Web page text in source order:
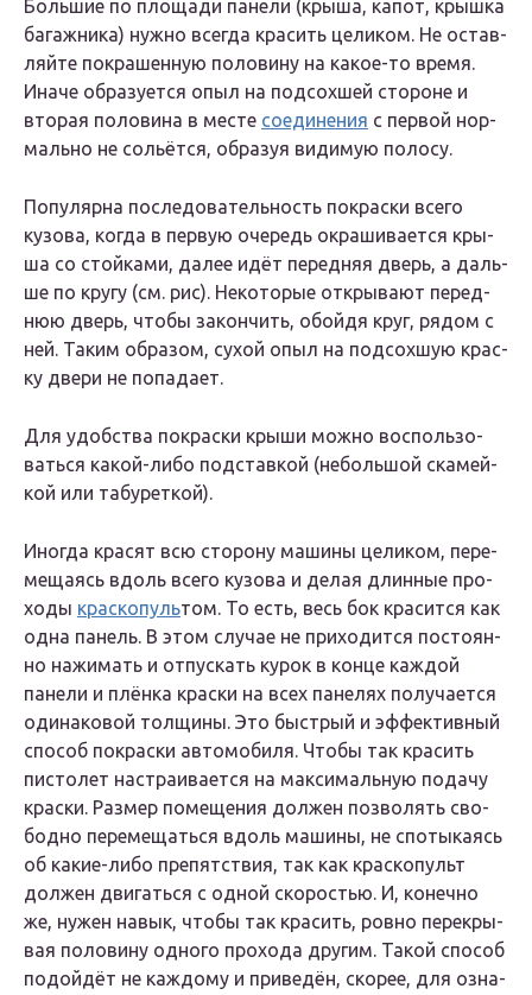
Боль­шие по пло­ща­ди пане­ли (кры­ша, капот, крыш­ка
багаж­ни­ка) нуж­но все­гда кра­сить цели­ком. Не остав­
ляй­те покра­шен­ную поло­ви­ну на какое-то вре­мя.
Ина­че обра­зу­ет­ся опыл на под­сох­шей сто­роне и
вто­рая поло­ви­на в месте соеди­не­ния с пер­вой нор­
маль­но не сольёт­ся, обра­зуя види­мую полосу.
Попу­ляр­на после­до­ва­тель­ность покрас­ки все­го
кузо­ва, когда в первую оче­редь окра­ши­ва­ет­ся кры­
ша со стой­ка­ми, далее идёт перед­няя дверь, а даль­
ше по кру­гу (см. рис). Неко­то­рые откры­ва­ют перед­
нюю дверь, что­бы закон­чить, обой­дя круг, рядом с
ней. Таким обра­зом, сухой опыл на под­сох­шую крас­
ку две­ри не попадает.
Для удоб­ства покрас­ки кры­ши мож­но вос­поль­зо­
вать­ся какой-либо под­став­кой (неболь­шой ска­мей­
кой или табуреткой).
Ино­гда кра­сят всю сто­ро­ну маши­ны цели­ком, пере­
ме­ща­ясь вдоль все­го кузо­ва и делая длин­ные про­
хо­ды крас­ко­пуль­том. То есть, весь бок кра­сит­ся как
одна панель. В этом слу­чае не при­хо­дит­ся посто­ян­
но нажи­мать и отпус­кать курок в кон­це каж­дой
пане­ли и плён­ка крас­ки на всех пане­лях полу­ча­ет­ся
оди­на­ко­вой тол­щи­ны. Это быст­рый и эффек­тив­ный
спо­соб покрас­ки авто­мо­би­ля. Что­бы так кра­сить
писто­лет настра­и­ва­ет­ся на мак­си­маль­ную пода­чу
крас­ки. Раз­мер поме­ще­ния дол­жен поз­во­лять сво­
бод­но пере­ме­щать­ся вдоль маши­ны, не спо­ты­ка­ясь
об какие-либо пре­пят­ствия, так как крас­ко­пульт
дол­жен дви­гать­ся с одной ско­ро­стью. И, конеч­но
же, нужен навык, что­бы так кра­сить, ров­но пере­кры­
вая поло­ви­ну одно­го про­хо­да дру­гим. Такой спо­соб
подой­дёт не каж­до­му и при­ве­дён, ско­рее, для озна­